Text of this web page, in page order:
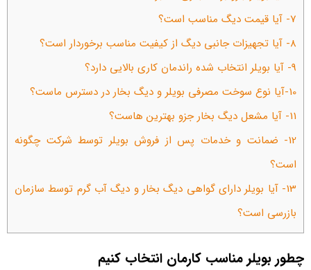
7- آیا قیمت دیگ مناسب است؟
8- آیا تجهیزات جانبی دیگ از کیفیت مناسب برخوردار است؟
9- آیا بویلر انتخاب شده راندمان کاری بالایی دارد؟
10-آیا نوع سوخت مصرفی بویلر و دیگ بخار در دسترس ماست؟
11- آیا مشعل دیگ بخار جزو بهترین هاست؟
12- ضمانت و خدمات پس از فروش بویلر توسط شرکت چگونه
است؟
13- آیا بویلر دارای گواهی دیگ بخار و دیگ آب گرم توسط سازمان
بازرسی است؟
چطور بویلر مناسب کارمان انتخاب کنیم